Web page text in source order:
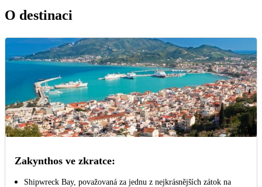
O destinaci
Zakynthos ve zkratce:
Shipwreck Bay, považovaná za jednu z nejkrásnějších zátok na